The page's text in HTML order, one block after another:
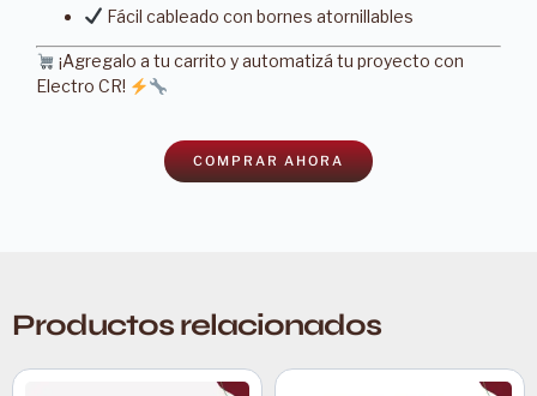
Fácil cableado con bornes atornillables
¡Agregalo a tu carrito y automatizá tu proyecto con
Electro CR!
COMPRAR AHORA
Productos relacionados